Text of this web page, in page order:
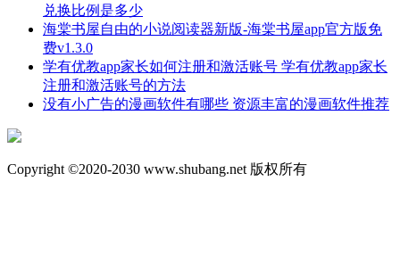
兑换比例是多少
海棠书屋自由的小说阅读器新版-海棠书屋app官方版免
费v1.3.0
学有优教app家长如何注册和激活账号 学有优教app家长
注册和激活账号的方法
没有小广告的漫画软件有哪些 资源丰富的漫画软件推荐
Copyright ©2020-2030 www.shubang.net 版权所有